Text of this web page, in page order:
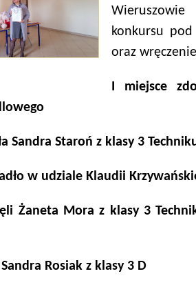
konkursu pod
oraz
I miejsce
Sandra Staroń z klasy 3
w udziale Klaudii
Żaneta Mora z klasy 3
Rosiak z klasy 3 D